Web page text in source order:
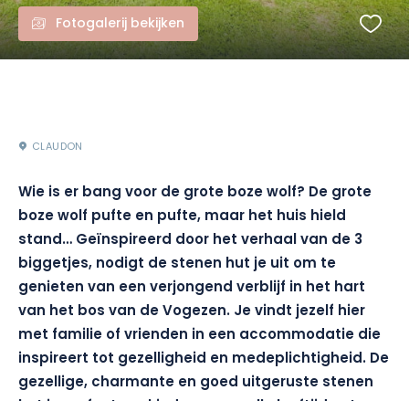
Fotogalerij bekijken
CLAUDON
Wie is er bang voor de grote boze wolf? De grote
boze wolf pufte en pufte, maar het huis hield
stand… Geïnspireerd door het verhaal van de 3
biggetjes, nodigt de stenen hut je uit om te
genieten van een verjongend verblijf in het hart
van het bos van de Vogezen. Je vindt jezelf hier
met familie of vrienden in een accommodatie die
inspireert tot gezelligheid en medeplichtigheid. De
gezellige, charmante en goed uitgeruste stenen